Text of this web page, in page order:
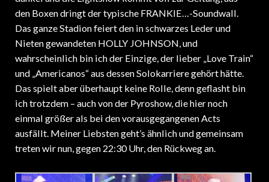
den Boxen dringt der typische FRANKIE…-Soundwall.
Das ganze Stadion feiert den in schwarzes Leder und
Nieten gewandeten HOLLY JOHNSON, und
wahrscheinlich bin ich der Einzige, der lieber „Love Train“
und „Americanos“ aus dessen Solokarriere gehört hätte.
Das spielt aber überhaupt keine Rolle, denn geflasht bin
ich trotzdem – auch von der Pyroshow, die hier noch
einmal größer als bei den vorausgegangenen Acts
ausfällt. Meiner Liebsten geht’s ähnlich und gemeinsam
treten wir nun, gegen 22:30 Uhr, den Rückweg an.